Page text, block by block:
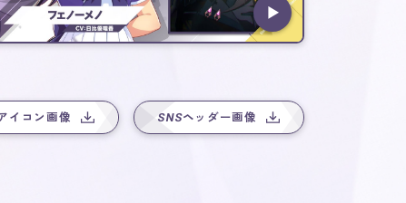
イコン画像 SNSヘッダー画像